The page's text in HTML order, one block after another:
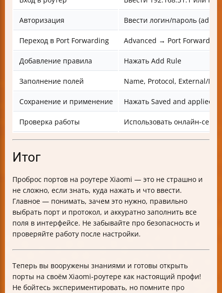
Авторизация Ввести логин/пароль
Переход в Port Forwarding Advanced → Port Forwarding
Добавление правила Нажать Add Rule
Заполнение полей Name, Protocol, External/
Сохранение и применение Нажать Saved and applied
Проверка работы Использовать онлайн-
Итог
Проброс портов на роутере Xiaomi — это не страшно и
не сложно, если знать, куда нажать и что ввести.
Главное — понимать, зачем это нужно, правильно
выбрать порт и протокол, и аккуратно заполнить все
поля в интерфейсе. Не забывайте про безопасность и
проверяйте работу после настройки.
Теперь вы вооружены знаниями и готовы открыть
порты на своём Xiaomi-роутере как настоящий профи!
Не бойтесь экспериментировать, но помните про